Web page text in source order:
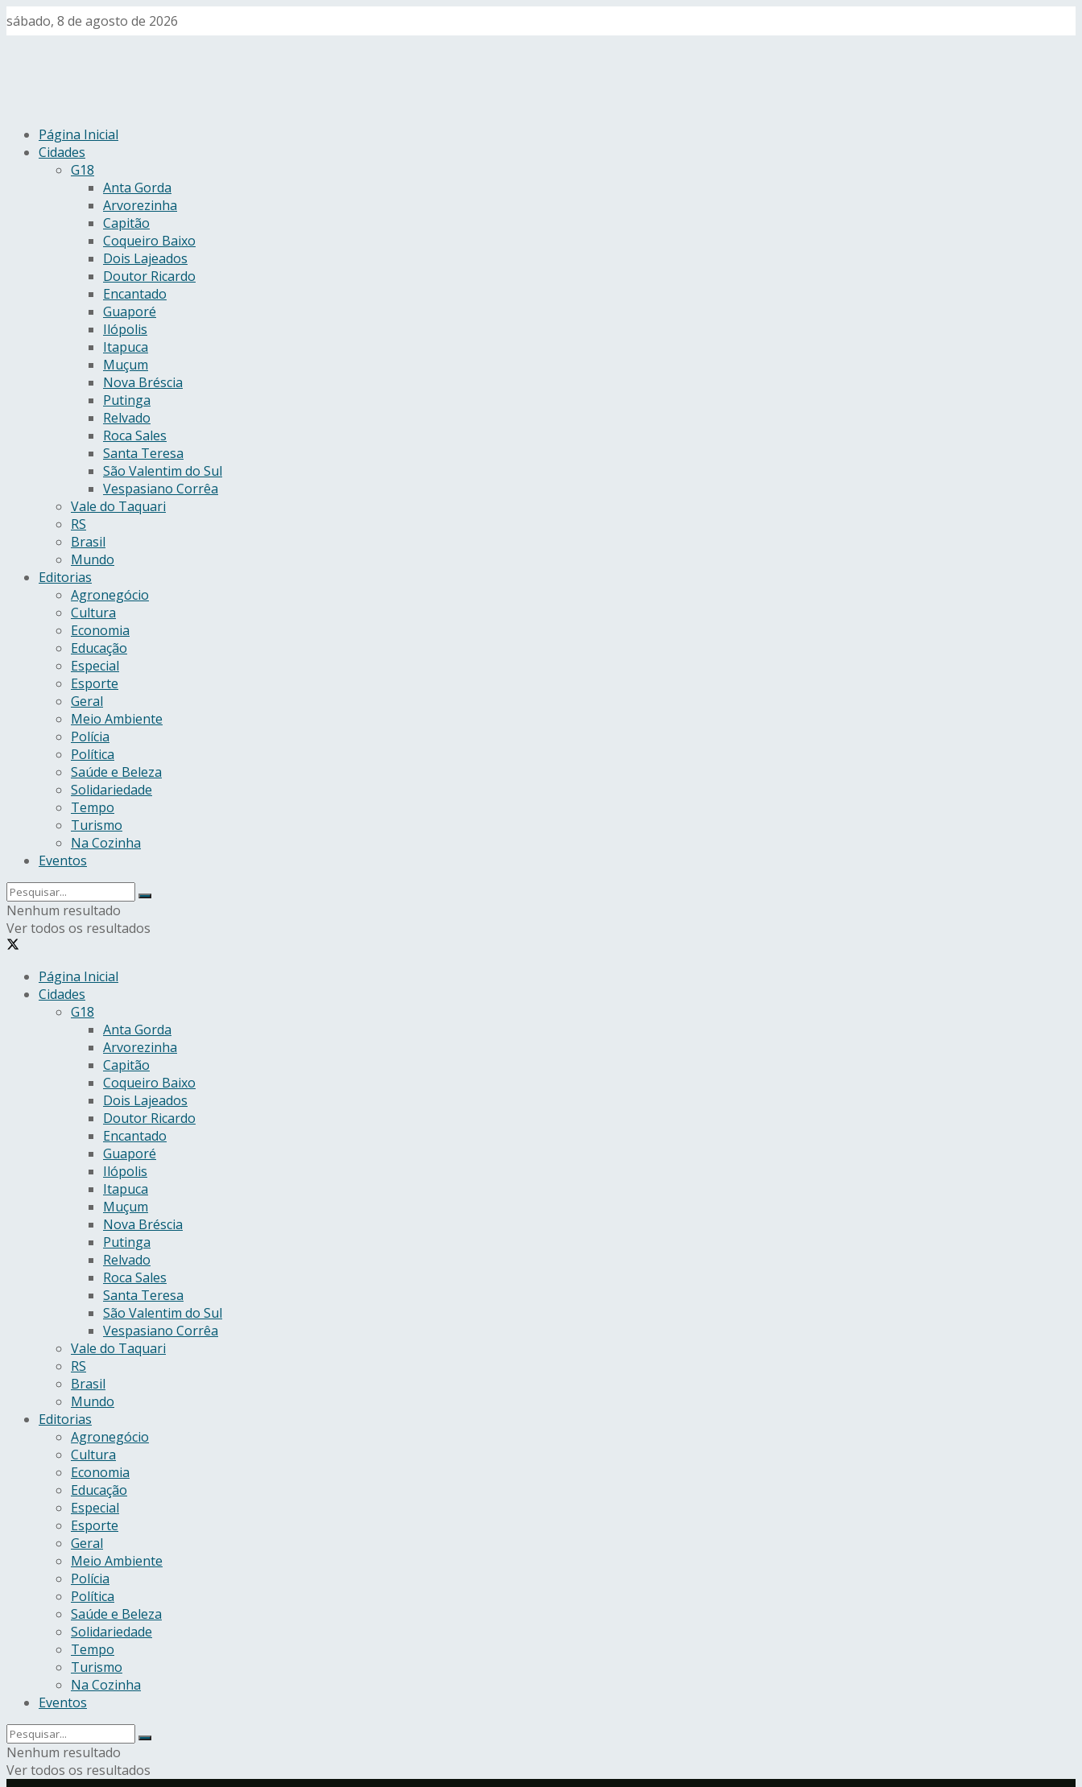
sábado, 8 de agosto de 2026
Página Inicial
Cidades
G18
Anta Gorda
Arvorezinha
Capitão
Coqueiro Baixo
Dois Lajeados
Doutor Ricardo
Encantado
Guaporé
Ilópolis
Itapuca
Muçum
Nova Bréscia
Putinga
Relvado
Roca Sales
Santa Teresa
São Valentim do Sul
Vespasiano Corrêa
Vale do Taquari
RS
Brasil
Mundo
Editorias
Agronegócio
Cultura
Economia
Educação
Especial
Esporte
Geral
Meio Ambiente
Polícia
Política
Saúde e Beleza
Solidariedade
Tempo
Turismo
Na Cozinha
Eventos
Nenhum resultado
Ver todos os resultados
Página Inicial
Cidades
G18
Anta Gorda
Arvorezinha
Capitão
Coqueiro Baixo
Dois Lajeados
Doutor Ricardo
Encantado
Guaporé
Ilópolis
Itapuca
Muçum
Nova Bréscia
Putinga
Relvado
Roca Sales
Santa Teresa
São Valentim do Sul
Vespasiano Corrêa
Vale do Taquari
RS
Brasil
Mundo
Editorias
Agronegócio
Cultura
Economia
Educação
Especial
Esporte
Geral
Meio Ambiente
Polícia
Política
Saúde e Beleza
Solidariedade
Tempo
Turismo
Na Cozinha
Eventos
Nenhum resultado
Ver todos os resultados